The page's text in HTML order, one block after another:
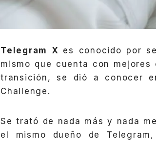
Telegram X es conocido por
mismo que cuenta con
transición, se dió a conocer
Challenge.
Se trató de nada más y nada
el mismo dueño de Telegram,